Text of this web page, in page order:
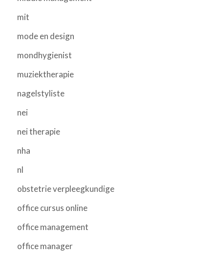
mit
mode en design
mondhygienist
muziektherapie
nagelstyliste
nei
nei therapie
nha
nl
obstetrie verpleegkundige
office cursus online
office management
office manager